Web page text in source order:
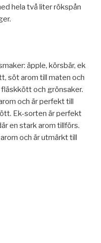
hela två liter rökspån
äpple, körsbär, ek
söt arom till maten och
och grönsaker.
och är perfekt till
Ek-sorten är perfekt
en stark arom tillförs.
och är utmärkt till